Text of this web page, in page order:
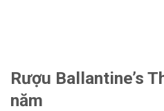
Rượu Ballantine’s
năm